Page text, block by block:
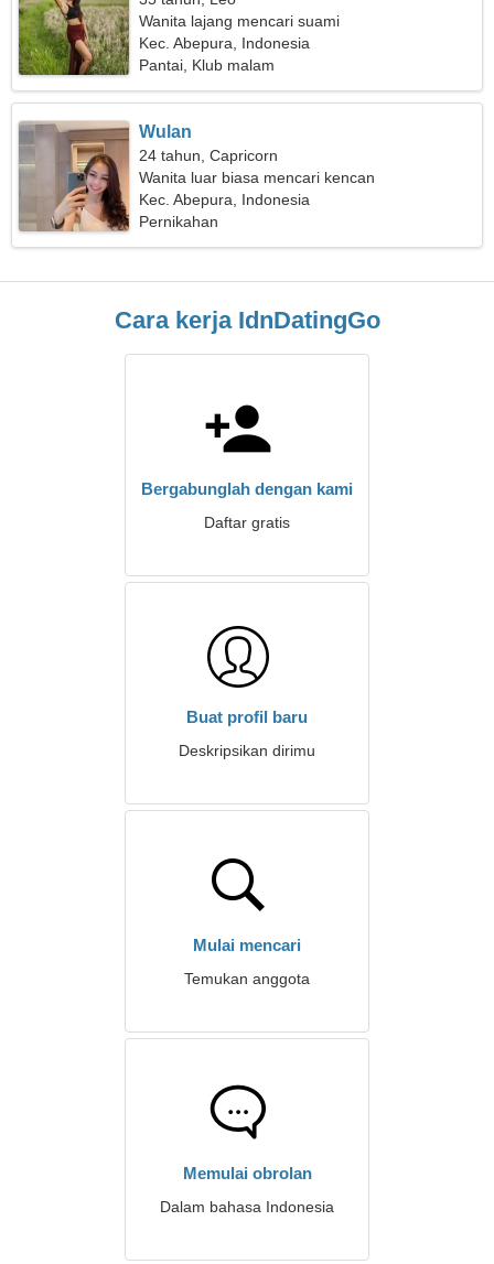
Wanita lajang mencari suami
Kec. Abepura, Indonesia
Pantai, Klub malam
Wulan
24 tahun, Capricorn
Wanita luar biasa mencari kencan
Kec. Abepura, Indonesia
Pernikahan
Cara kerja IdnDatingGo
Bergabunglah dengan kami
Daftar gratis
Buat profil baru
Deskripsikan dirimu
Mulai mencari
Temukan anggota
Memulai obrolan
Dalam bahasa Indonesia